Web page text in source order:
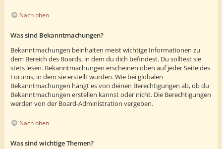
Nach oben
Was sind Bekanntmachungen?
Bekanntmachungen beinhalten meist wichtige Informationen zu
dem Bereich des Boards, in dem du dich befindest. Du solltest sie
stets lesen. Bekanntmachungen erscheinen oben auf jeder Seite des
Forums, in dem sie erstellt wurden. Wie bei globalen
Bekanntmachungen hängt es von deinen Berechtigungen ab, ob du
Bekanntmachungen erstellen kannst oder nicht. Die Berechtigungen
werden von der Board-Administration vergeben.
Nach oben
Was sind wichtige Themen?